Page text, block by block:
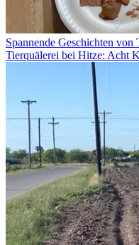
Spannende Geschichten von
Tierquälerei bei Hitze: Acht